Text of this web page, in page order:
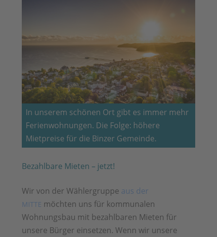
In unserem schönen Ort gibt es immer mehr
Ferienwohnungen. Die Folge: höhere
Mietpreise für die Binzer Gemeinde.
Bezahlbare Mieten – jetzt!
Wir von der Wählergruppe aus der
MITTE möchten uns für kommunalen
Wohnungsbau mit bezahlbaren Mieten für
unsere Bürger einsetzen. Wenn wir unsere